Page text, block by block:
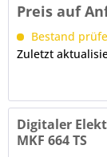
Preis auf
Bestand
Zuletzt
Digitaler
MKF 664 TS